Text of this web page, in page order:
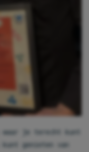
je terecht kunt
genieten van